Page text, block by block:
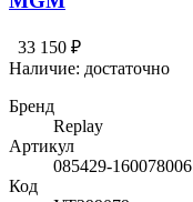
33 150 ₽
Наличие: достаточно
Бренд
Replay
Артикул
085429-160078006
Код